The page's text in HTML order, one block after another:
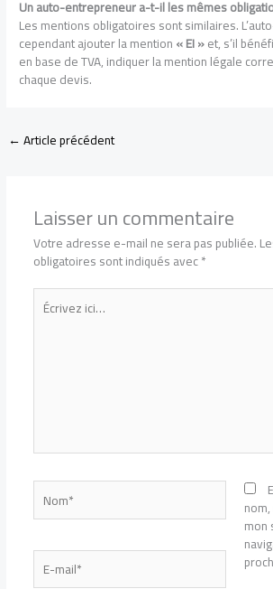
Un auto-entrepreneur a-t-il les mêmes
Les mentions obligatoires sont similaires.
cependant ajouter la mention« EI »et, s’il
en base de TVA, indiquer la mention légale
chaque devis.
←Article précédent
Laisser un commentaire
Votre adresse e-mail ne sera pas publiée.
obligatoires sont indiqués avec*
Écrivez
ici…
Nom*
E-
mail*
mon